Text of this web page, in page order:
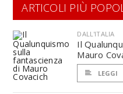
ARTICOLI PIÙ
DALL'ITALIA
Il
Mauro
LEGGI